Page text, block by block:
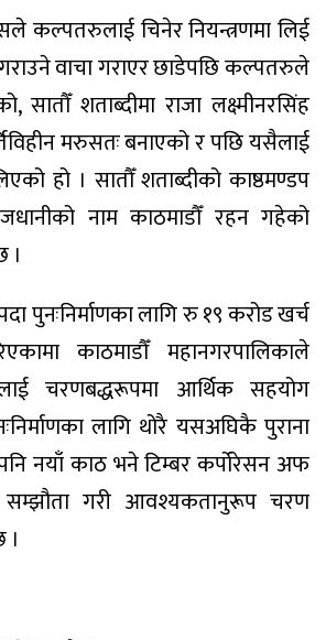
कल्पतरुलाई चिनेर नियन्त्रणमा लिई
वाचा गराएर छाडेपछि कल्पतरुले
सातौँ शताब्दीमा राजा लक्ष्मीनरसिंह
मरुसतः बनाएको र पछि यसैलाई
हो । सातौँ शताब्दीको काष्ठमण्डप
नाम काठमाडौँ रहन गहेको
।
पुनःनिर्माणका लागि रु १९ करोड खर्च
काठमाडौँ महानगरपालिकाले
चरणबद्धरूपमा आर्थिक सहयोग
लागि थोरै यसअघिकै पुराना
नयाँ काठ भने टिम्बर कर्पोरेसन अफ
गरी आवश्यकतानुरूप चरण